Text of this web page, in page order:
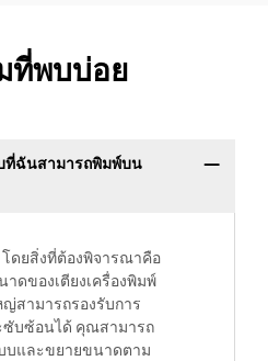
ที่พบบ่อย
ที่ฉันสามารถพิมพ์บน
โดยสิ่งที่ต้องพิจารณาคือ
ดของเตียงเครื่องพิมพ์
สามารถรองรับการ
ซับซ้อนได้ คุณสามารถ
บและขยายขนาดตาม